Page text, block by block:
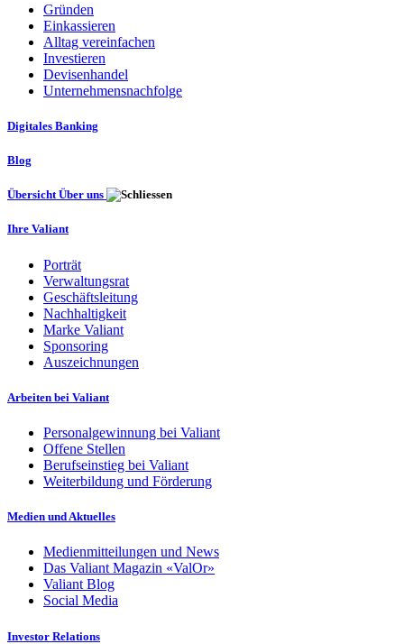
Gründen
Einkassieren
Alltag vereinfachen
Investieren
Devisenhandel
Unternehmensnachfolge
Digitales Banking
Blog
Übersicht Über uns
Ihre Valiant
Porträt
Verwaltungsrat
Geschäftsleitung
Nachhaltigkeit
Marke Valiant
Sponsoring
Auszeichnungen
Arbeiten bei Valiant
Personalgewinnung bei Valiant
Offene Stellen
Berufseinstieg bei Valiant
Weiterbildung und Förderung
Medien und Aktuelles
Medienmitteilungen und News
Das Valiant Magazin «ValOr»
Valiant Blog
Social Media
Investor Relations